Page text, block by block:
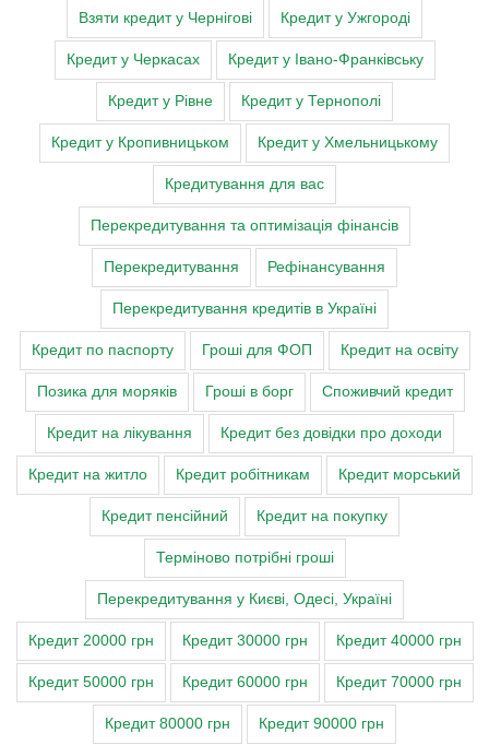
Взяти кредит у Чернігові Кредит у Ужгороді
Кредит у Черкасах Кредит у Івано-Франківську
Кредит у Рівне Кредит у Тернополі
Кредит у Кропивницьком Кредит у Хмельницькому
Кредитування для вас
Перекредитування та оптимізація фінансів
Перекредитування Рефінансування
Перекредитування кредитів в Україні
Кредит по паспорту Гроші для ФОП Кредит на освіту
Позика для моряків Гроші в борг Споживчий кредит
Кредит на лікування Кредит без довідки про доходи
Кредит на житло Кредит робітникам Кредит морський
Кредит пенсійний Кредит на покупку
Терміново потрібні гроші
Перекредитування у Києві, Одесі, Україні
Кредит 20000 грн Кредит 30000 грн Кредит 40000 грн
Кредит 50000 грн Кредит 60000 грн Кредит 70000 грн
Кредит 80000 грн Кредит 90000 грн